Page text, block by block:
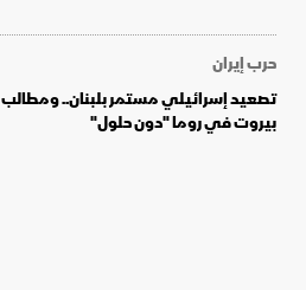
حرب إيران
تصعيد إسرائيلي مستمر بلبنان.. ومطالب
بيروت في روما "دون حلول"